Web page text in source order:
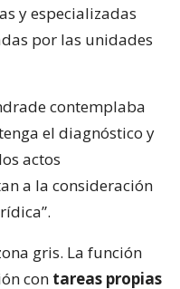
y especializadas
por las unidades
contemplaba
el diagnóstico y
actos
a la consideración
gris. La función
con tareas propias